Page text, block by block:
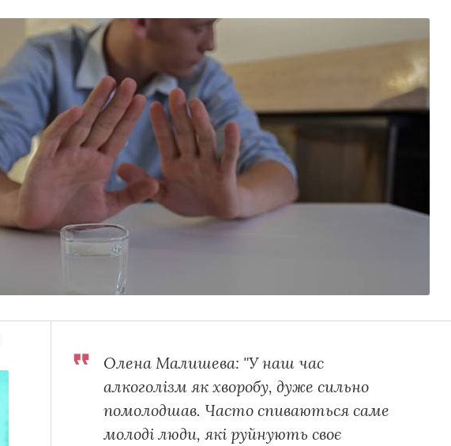
Олена Малишева: "У наш час
алкоголізм як хворобу, дуже сильно
помолодшав. Часто спиваються саме
молоді люди, які руйнують своє